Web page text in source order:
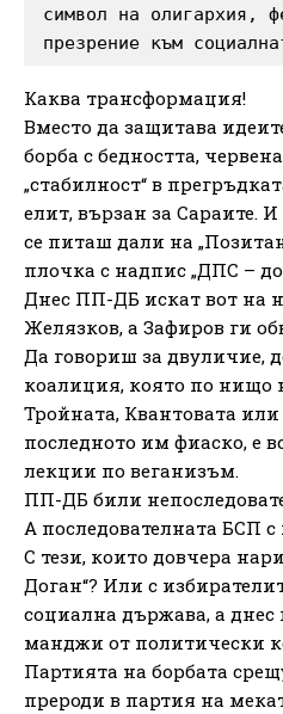
символ на олигархия,
презрение към
Каква трансформация!
Вместо да защитава
борба с бедността,
„стабилност“ в
елит, вързан за Сараите. И
се питаш дали на
плочка с надпис „ДПС –
Днес ПП-ДБ искат вот на
Желязков, а Зафиров ги
Да говориш за двуличие,
коалиция, която по нищо
Тройната, Квантовата
последното им фиаско, е
лекции по веганизъм.
ПП-ДБ били
А последователната БСП с
С тези, които довчера
Доган“? Или с
социална държава, а днес
манджи от политически
Партията на борбата
прероди в партия на